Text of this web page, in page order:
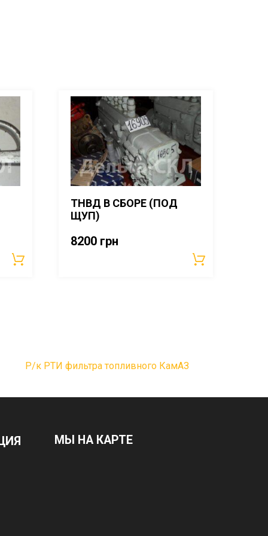
ТНВД В СБОРЕ (ПОД
ЩУП)
8200 грн
Р/к РТИ фильтра топливного КамАЗ
МЫ НА КАРТЕ